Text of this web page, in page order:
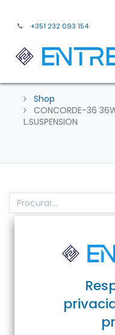
+351 232 093 154
Shop
CONCORDE-36
L.SUSPENSION